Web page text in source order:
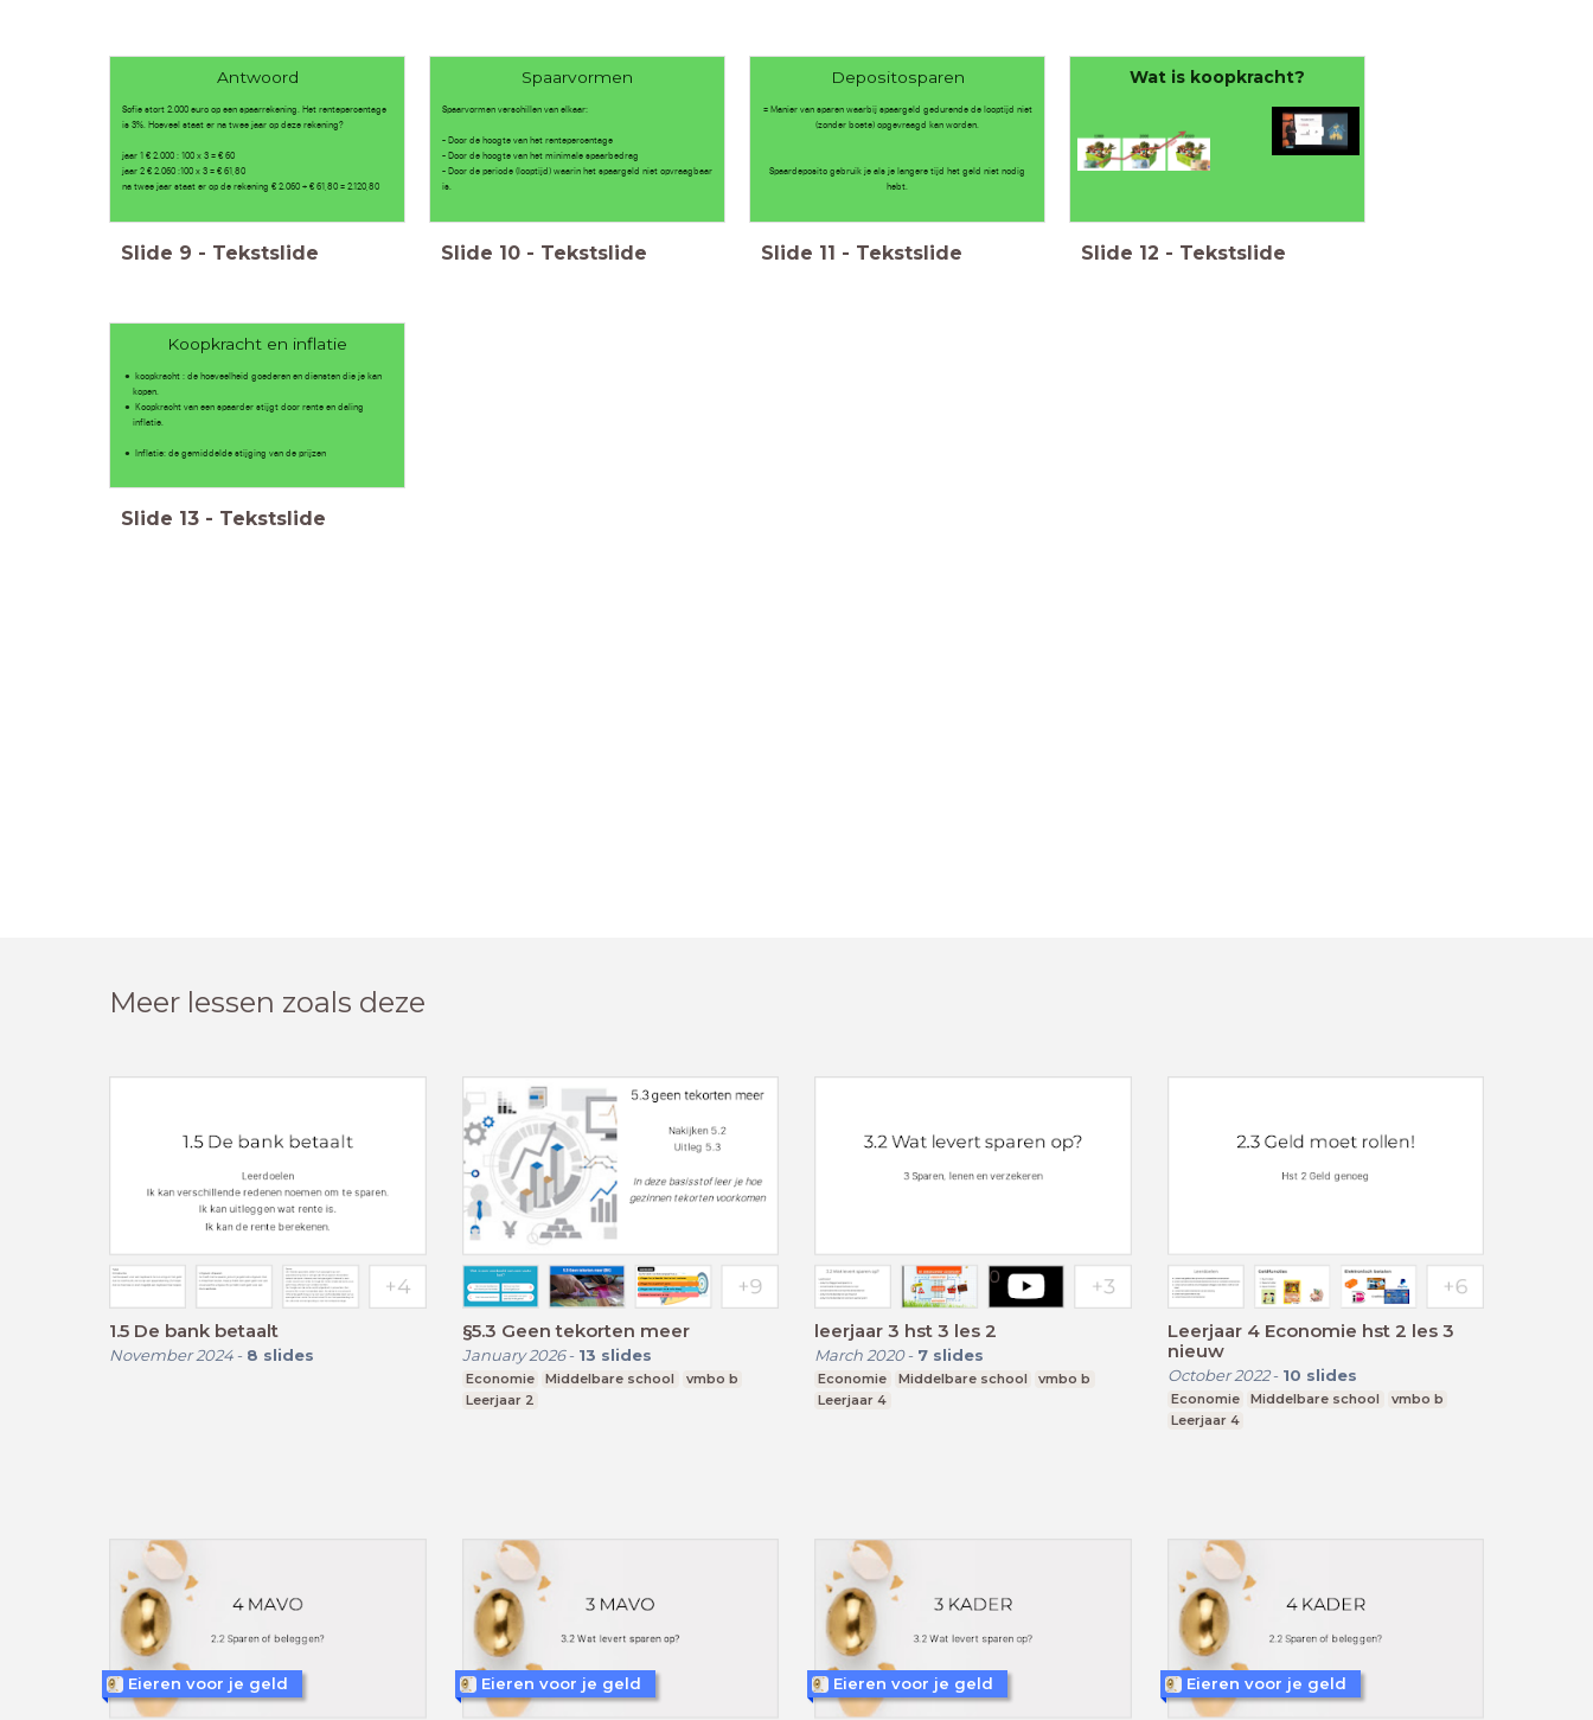
Antwoord
Sofie stort 2.000 euro op een spaarrekening. Het rentepercentage
is 3%. Hoeveel staat er na twee jaar op deze rekening?
jaar 1 € 2.000 : 100 x 3 = € 60
jaar 2 € 2.060 :100 x 3 = € 61,80
na twee jaar staat er op de rekening € 2.060 + € 61,80 = 2.120,80
Slide 9 - Tekstslide
Spaarvormen
Spaarvormen verschillen van elkaar:
- Door de hoogte van het rentepercentage
- Door de hoogte van het minimale spaarbedrag
- Door de periode (looptijd) waarin het spaargeld niet opvraagbaar
is.
Slide 10 - Tekstslide
Depositosparen
= Manier van sparen waarbij spaargeld gedurende de looptijd niet
(zonder boete) opgevraagd kan worden.
Spaardeposito gebruik je als je langere tijd het geld niet nodig
hebt.
Slide 11 - Tekstslide
Wat is koopkracht?
Slide 12 - Tekstslide
Koopkracht en inflatie
koopkracht : de hoeveelheid goederen en diensten die je kan
kopen.
Koopkracht van een spaarder stijgt door rente en daling
inflatie.
Inflatie: de gemiddelde stijging van de prijzen
Slide 13 - Tekstslide
Meer lessen zoals deze
1.5 De bank betaalt
November 2024- 8 slides
§5.3 Geen tekorten meer
January 2026- 13 slides
Economie Middelbare school
vmbo b
Leerjaar 2
leerjaar 3 hst 3 les 2
March 2020- 7 slides
Economie Middelbare school
vmbo b
Leerjaar 4
Leerjaar 4 Economie hst 2 les 3
nieuw
October 2022- 10 slides
Economie Middelbare school
vmbo b
Leerjaar 4
Eieren voor je geld Eieren voor je geld Eieren voor je geld Eieren voor je geld